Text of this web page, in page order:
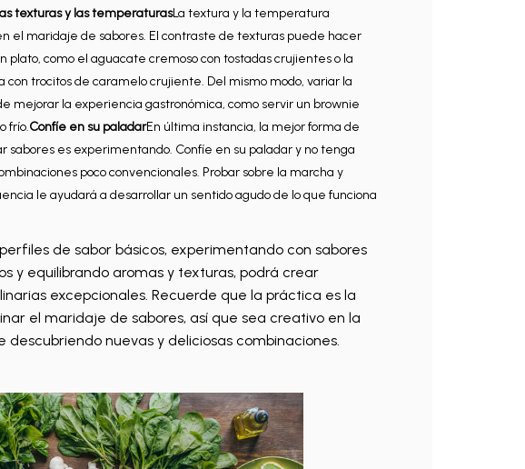
texturas y las temperaturasLa textura y la temperatura
el maridaje de sabores. El contraste de texturas puede hacer
plato, como el aguacate cremoso con tostadas crujientes o la
con trocitos de caramelo crujiente. Del mismo modo, variar la
mejorar la experiencia gastronómica, como servir un brownie
frío.Confíe en su paladarEn última instancia, la mejor forma de
sabores es experimentando. Confíe en su paladar y no tenga
poco convencionales. Probar sobre la marcha y
le ayudará a desarrollar un sentido agudo de lo que funciona
de sabor básicos, experimentando con sabores
y equilibrando aromas y texturas, podrá crear
excepcionales. Recuerde que la práctica es la
el maridaje de sabores, así que sea creativo en la
descubriendo nuevas y deliciosas combinaciones.